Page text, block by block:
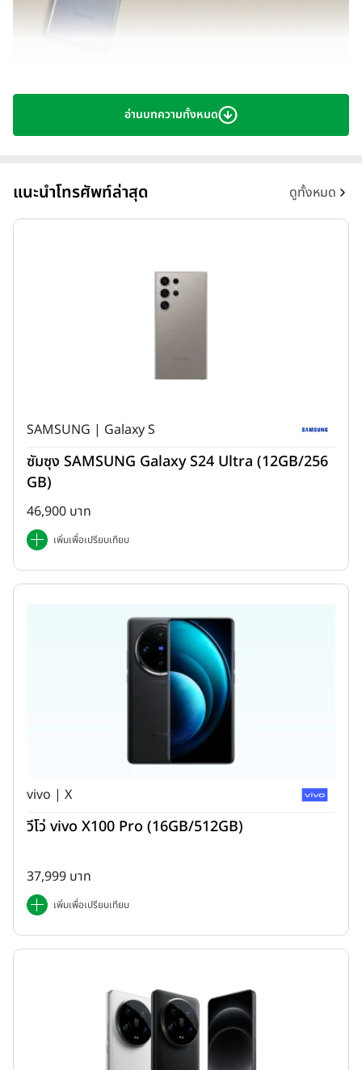
พรีวิว Samsung Galaxy S21 Ultra 5G กับตัวอย่างภาพถ่าย ที่พัฒนา
Samsung Galaxy S21
และรุ่นท็อป
Samsung Galaxy S21 Ultra
เปิดจองในประเทศไทยอย่างเป็น
ทางการแล้วนะครับ มาพร้อมจุดขายที่น่าสนใจมากมาย พร้อมดีไซน์ใหม่
จอแสดงผลแบบ Dynamic AMOLED 2X Infinity-O Refresh
Rate 120Hz ความสว่างหน้าจอสูงสุด 1,500 nits
แสดงมุมมองได้หลากหลายเลนส์ก่อนถ่ายจริง และสามารถปรับ
เปลี่ยนระหว่างถ่ายได้แบบ Real Time
โดยอัตโนมัติเมื่อ Zoom มากกว่า 30x ขึ้นไป)
Portrait Mode ที่ชาญฉลาดมากยิ้งขึ้น
คุณภาพ File รูปถ่ายดีขึ้น มีความคมชัดแม้จะใช้ Optical Zoom
สามารถถ่ายภาพระยะใกล้มากๆ ได้อย่างคมชัด ด้วยเทคนิค Super
PD Plus
Single Take ที่สามารถเลือกรูปแบบการถ่ายภาพได้เอง ก่อนการ
ถ่าย
อ่านบทความทั้งหมด
แนะนำโทรศัพท์ล่าสุด ดูทั้งหมด
SAMSUNG | Galaxy S
ซัมซุง SAMSUNG Galaxy S24 Ultra (12GB/256
GB)
46,900 บาท
เพิ่มเพื่อเปรียบเทียบ
vivo | X
วีโว่ vivo X100 Pro (16GB/512GB)
37,999 บาท
เพิ่มเพื่อเปรียบเทียบ